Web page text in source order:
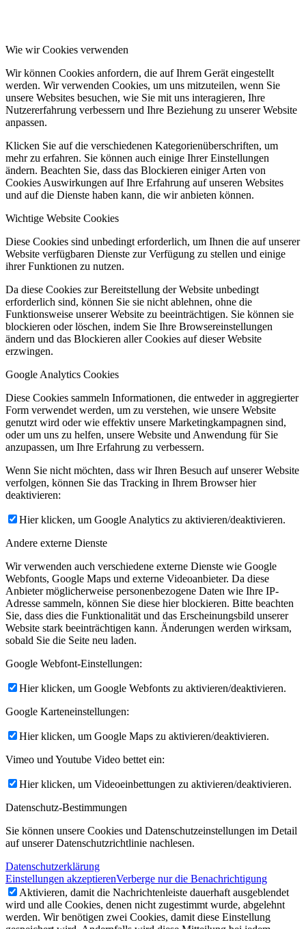
Wie wir Cookies verwenden
Wir können Cookies anfordern, die auf Ihrem Gerät eingestellt
werden. Wir verwenden Cookies, um uns mitzuteilen, wenn Sie
unsere Websites besuchen, wie Sie mit uns interagieren, Ihre
Nutzererfahrung verbessern und Ihre Beziehung zu unserer Website
anpassen.
Klicken Sie auf die verschiedenen Kategorienüberschriften, um
mehr zu erfahren. Sie können auch einige Ihrer Einstellungen
ändern. Beachten Sie, dass das Blockieren einiger Arten von
Cookies Auswirkungen auf Ihre Erfahrung auf unseren Websites
und auf die Dienste haben kann, die wir anbieten können.
Wichtige Website Cookies
Diese Cookies sind unbedingt erforderlich, um Ihnen die auf unserer
Website verfügbaren Dienste zur Verfügung zu stellen und einige
ihrer Funktionen zu nutzen.
Da diese Cookies zur Bereitstellung der Website unbedingt
erforderlich sind, können Sie sie nicht ablehnen, ohne die
Funktionsweise unserer Website zu beeinträchtigen. Sie können sie
blockieren oder löschen, indem Sie Ihre Browsereinstellungen
ändern und das Blockieren aller Cookies auf dieser Website
erzwingen.
Google Analytics Cookies
Diese Cookies sammeln Informationen, die entweder in aggregierter
Form verwendet werden, um zu verstehen, wie unsere Website
genutzt wird oder wie effektiv unsere Marketingkampagnen sind,
oder um uns zu helfen, unsere Website und Anwendung für Sie
anzupassen, um Ihre Erfahrung zu verbessern.
Wenn Sie nicht möchten, dass wir Ihren Besuch auf unserer Website
verfolgen, können Sie das Tracking in Ihrem Browser hier
deaktivieren:
Hier klicken, um Google Analytics zu aktivieren/deaktivieren.
Andere externe Dienste
Wir verwenden auch verschiedene externe Dienste wie Google
Webfonts, Google Maps und externe Videoanbieter. Da diese
Anbieter möglicherweise personenbezogene Daten wie Ihre IP-
Adresse sammeln, können Sie diese hier blockieren. Bitte beachten
Sie, dass dies die Funktionalität und das Erscheinungsbild unserer
Website stark beeinträchtigen kann. Änderungen werden wirksam,
sobald Sie die Seite neu laden.
Google Webfont-Einstellungen:
Hier klicken, um Google Webfonts zu aktivieren/deaktivieren.
Google Karteneinstellungen:
Hier klicken, um Google Maps zu aktivieren/deaktivieren.
Vimeo und Youtube Video bettet ein:
Hier klicken, um Videoeinbettungen zu aktivieren/deaktivieren.
Datenschutz-Bestimmungen
Sie können unsere Cookies und Datenschutzeinstellungen im Detail
auf unserer Datenschutzrichtlinie nachlesen.
Datenschutzerklärung
Einstellungen akzeptierenVerberge nur die Benachrichtigung
Aktivieren, damit die Nachrichtenleiste dauerhaft ausgeblendet
wird und alle Cookies, denen nicht zugestimmt wurde, abgelehnt
werden. Wir benötigen zwei Cookies, damit diese Einstellung